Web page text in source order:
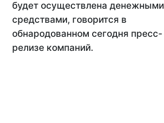
будет осуществлена денежными
средствами, говорится в
обнародованном сегодня пресс-
релизе компаний.